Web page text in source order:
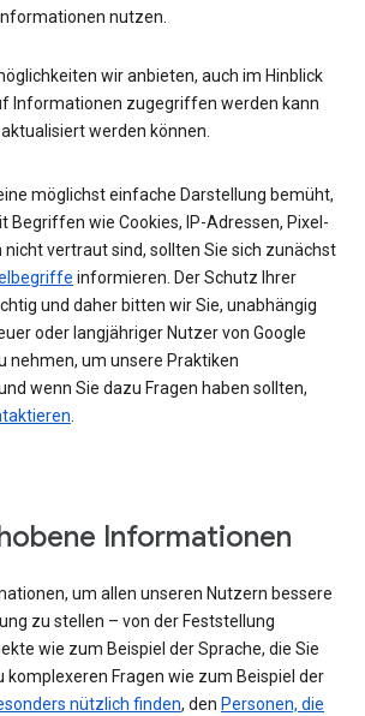
nutzen.
wir anbieten, auch im Hinblick
Informationen zugegriffen werden kann
werden können.
möglichst einfache Darstellung bemüht,
Begriffen wie Cookies, IP-Adressen, Pixel-
nicht vertraut sind, sollten Sie sich zunächst
informieren. Der Schutz Ihrer
und daher bitten wir Sie, unabhängig
oder langjähriger Nutzer von Google
nehmen, um unsere Praktiken
wenn Sie dazu Fragen haben sollten,
.
Informationen
um allen unseren Nutzern bessere
zu stellen – von der Feststellung
wie zum Beispiel der Sprache, die Sie
komplexeren Fragen wie zum Beispiel der
nützlich finden, den Personen, die